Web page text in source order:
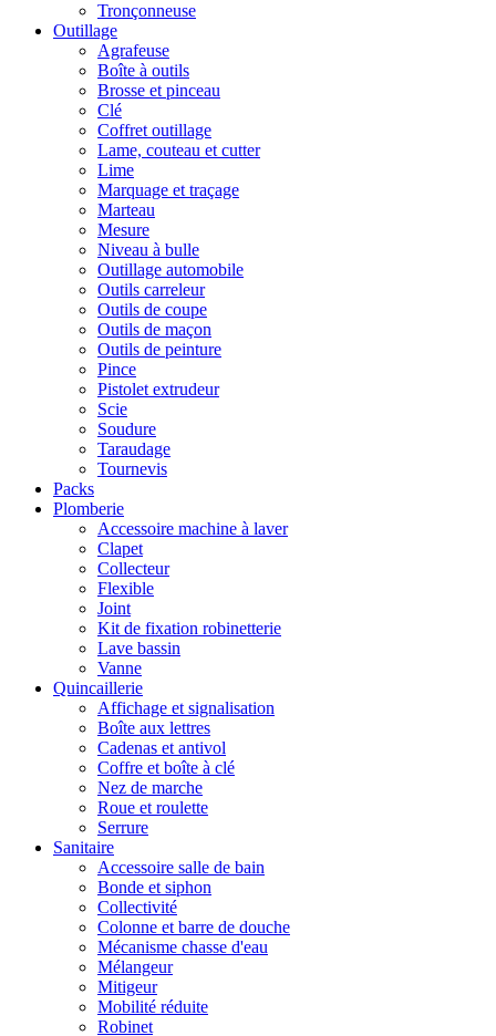
Tronçonneuse
Outillage
Agrafeuse
Boîte à outils
Brosse et pinceau
Clé
Coffret outillage
Lame, couteau et cutter
Lime
Marquage et traçage
Marteau
Mesure
Niveau à bulle
Outillage automobile
Outils carreleur
Outils de coupe
Outils de maçon
Outils de peinture
Pince
Pistolet extrudeur
Scie
Soudure
Taraudage
Tournevis
Packs
Plomberie
Accessoire machine à laver
Clapet
Collecteur
Flexible
Joint
Kit de fixation robinetterie
Lave bassin
Vanne
Quincaillerie
Affichage et signalisation
Boîte aux lettres
Cadenas et antivol
Coffre et boîte à clé
Nez de marche
Roue et roulette
Serrure
Sanitaire
Accessoire salle de bain
Bonde et siphon
Collectivité
Colonne et barre de douche
Mécanisme chasse d'eau
Mélangeur
Mitigeur
Mobilité réduite
Robinet